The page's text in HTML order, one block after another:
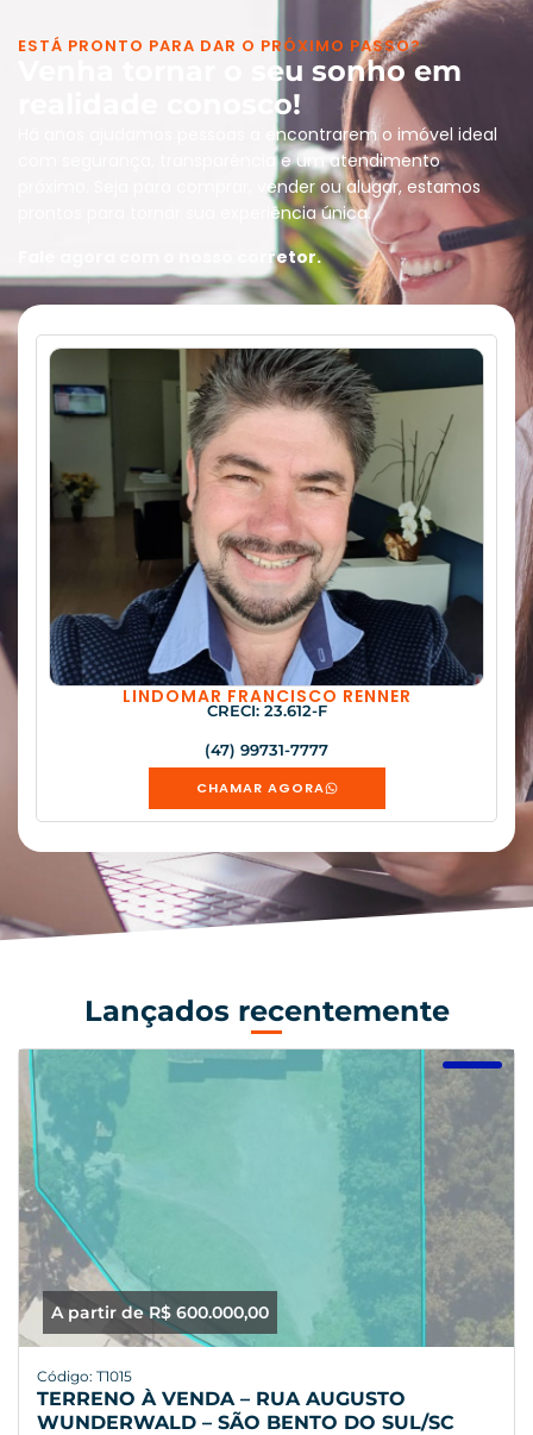
ESTÁ PRONTO PARA DAR O PRÓXIMO PASSO?
Venha tornar o seu sonho em
realidade conosco!
Há anos ajudamos pessoas a encontrarem o imóvel ideal
com segurança, transparência e um atendimento
próximo. Seja para comprar, vender ou alugar, estamos
prontos para tornar sua experiência única.
Fale agora com o nosso corretor.
LINDOMAR FRANCISCO RENNER
CRECI: 23.612-F
(47) 99731-7777
CHAMAR AGORA
Lançados recentemente
A partir de R$ 600.000,00
Código: T1015
TERRENO À VENDA – RUA AUGUSTO
WUNDERWALD – SÃO BENTO DO SUL/SC